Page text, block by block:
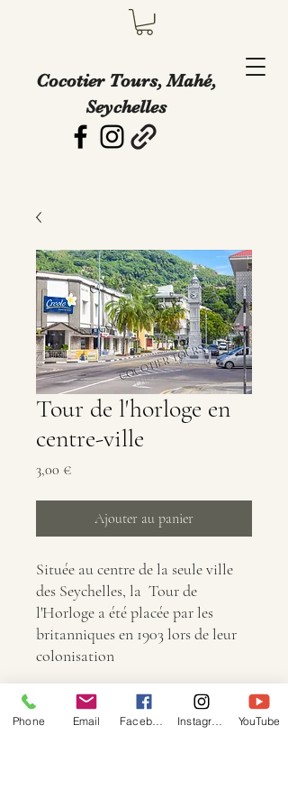
Cocotier Tours, Mahé,
Seychelles
Tour de l'horloge en
centre-ville
3,00 €Prix
Ajouter au panier
Située au centre de la seule ville
des Seychelles, la Tour de
l'Horloge a été placée par les
britanniques en 1903 lors de leur
colonisation
Phone Email YouTube